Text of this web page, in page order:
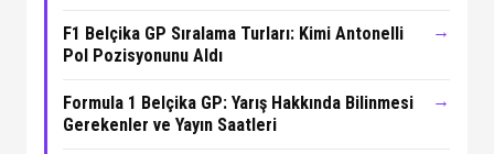
F1 Belçika GP Sıralama Turları: Kimi Antonelli
Pol Pozisyonunu Aldı
→
Formula 1 Belçika GP: Yarış Hakkında Bilinmesi
Gerekenler ve Yayın Saatleri
→